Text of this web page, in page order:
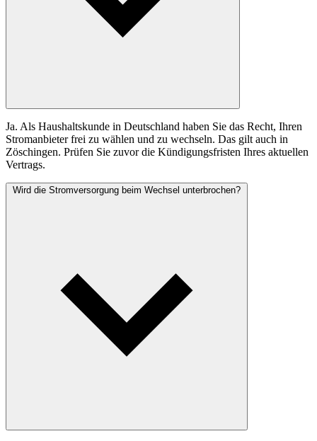
Ja. Als Haushaltskunde in Deutschland haben Sie das Recht, Ihren
Stromanbieter frei zu wählen und zu wechseln. Das gilt auch in
Zöschingen. Prüfen Sie zuvor die Kündigungsfristen Ihres aktuellen
Vertrags.
Wird die Stromversorgung beim Wechsel unterbrochen?